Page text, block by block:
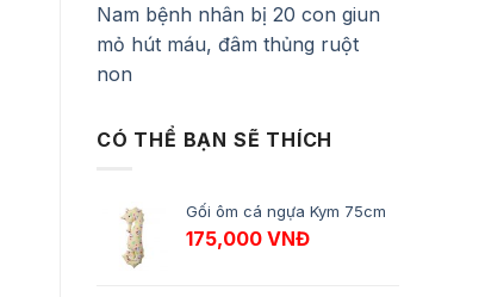
Nam bệnh nhân bị 20 con giun
mỏ hút máu, đâm thủng ruột
non
CÓ THỂ BẠN SẼ THÍCH
Gối ôm cá ngựa Kym 75cm
175,000 VNĐ